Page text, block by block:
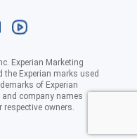
Experian Marketing
the Experian marks used
of Experian
company names
owners.